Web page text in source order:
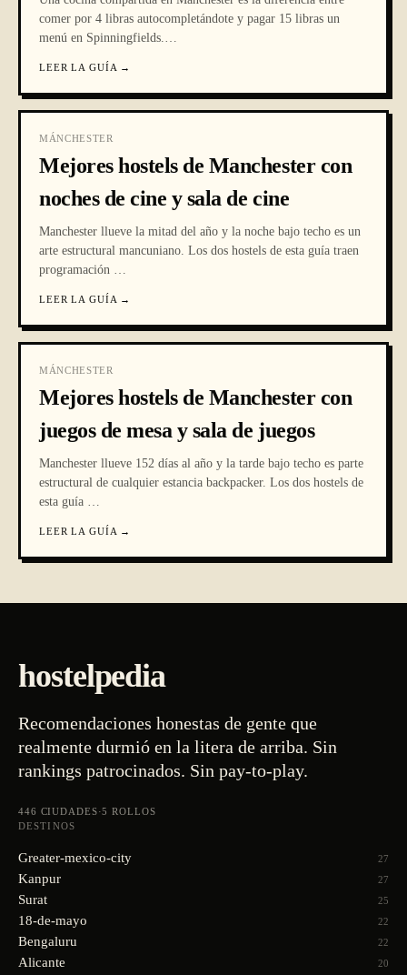
comer por 4 libras autocompletándote y pagar 15 libras un
menú en Spinningfields.…
LEER LA GUÍA →
MÁNCHESTER
Mejores hostels de Manchester con
noches de cine y sala de cine
Manchester llueve la mitad del año y la noche bajo techo es un
arte estructural mancuniano. Los dos hostels de esta guía traen
programación …
LEER LA GUÍA →
MÁNCHESTER
Mejores hostels de Manchester con
juegos de mesa y sala de juegos
Manchester llueve 152 días al año y la tarde bajo techo es parte
estructural de cualquier estancia backpacker. Los dos hostels de
esta guía …
LEER LA GUÍA →
hostelpedia
Recomendaciones honestas de gente que
realmente durmió en la litera de arriba. Sin
rankings patrocinados. Sin pay-to-play.
446 CIUDADES·5 ROLLOS
DESTINOS
Greater-mexico-city 27
Kanpur 27
Surat 25
18-de-mayo 22
Bengaluru 22
Alicante 20